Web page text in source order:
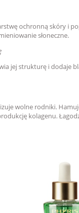
ochronną skóry i
słoneczne.
jej strukturę i dodaje
wolne rodniki.
kolagenu.